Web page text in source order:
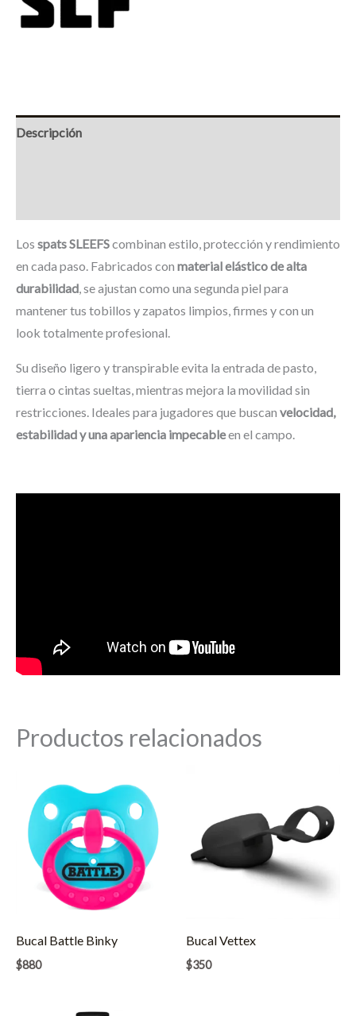
Descripción
Los spats SLEEFScombinan estilo, protección y rendimiento
en cada paso. Fabricados con material elástico de alta
durabilidad , se ajustan como una segunda piel para
mantener tus tobillos y zapatos limpios, firmes y con un
look totalmente profesional.
Su diseño ligero y transpirable evita la entrada de pasto,
tierra o cintas sueltas, mientras mejora la movilidad sin
restricciones. Ideales para jugadores que buscan velocidad,
estabilidad y una apariencia impecableen el campo.
Productos relacionados
Bucal Battle Binky
$880
Bucal Vettex
$350